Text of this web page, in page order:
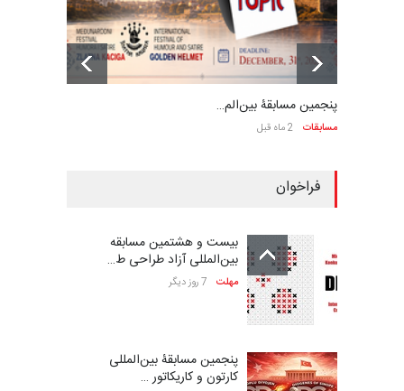
پنجمین مسابقۀ بین‌الم…
مسابقات 2 ماه قبل
فراخوان
بیست و هشتمین مسابقه
بین‌المللی آزاد طراحی ط…
مهلت 7 روز دیگر
پنجمین مسابقۀ بین‌المللی
کارتون و کاریکاتور …